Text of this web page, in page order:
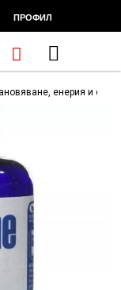
ПРОФИЛ
Cart
енерия и сила